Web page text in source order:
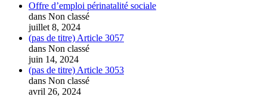
Offre d’emploi périnatalité sociale
dans Non classé
juillet 8, 2024
(pas de titre)Article 3057
dans Non classé
juin 14, 2024
(pas de titre)Article 3053
dans Non classé
avril 26, 2024